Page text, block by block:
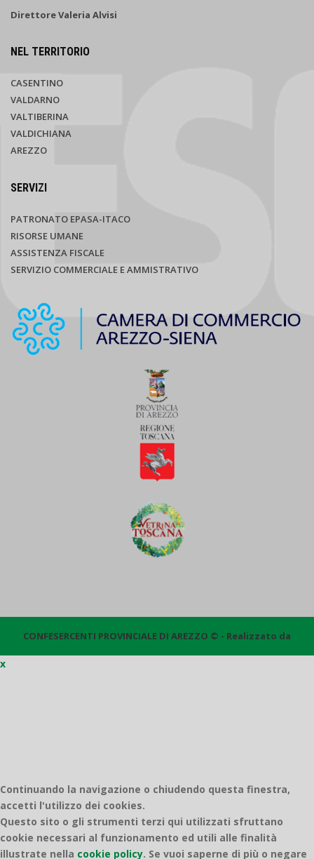
Direttore Valeria Alvisi
NEL TERRITORIO
CASENTINO
VALDARNO
VALTIBERINA
VALDICHIANA
AREZZO
SERVIZI
PATRONATO EPASA-ITACO
RISORSE UMANE
ASSISTENZA FISCALE
SERVIZIO COMMERCIALE E AMMISTRATIVO
CONFESERCENTI PROVINCIALE DI AREZZO © - Realizzato da
x
Continuando la navigazione o chiudendo questa finestra,
accetti l'utilizzo dei cookies.
Questo sito o gli strumenti terzi qui utilizzati sfruttano
cookie necessari al funzionamento ed utili alle finalità
illustrate nella cookie policy. Se vuoi saperne di più o negare